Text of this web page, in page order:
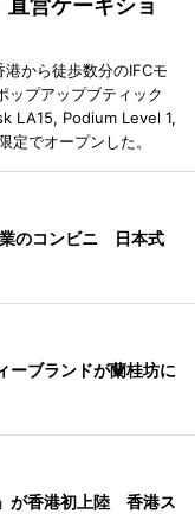
営ケーキショ
から徒歩数分のIFCモ
ップアップブティック
LA15, Podium Level 1,
でオープンした。
のコンビニ 日本式
ーブランドが蘭桂坊に
が香港初上陸 香港ス